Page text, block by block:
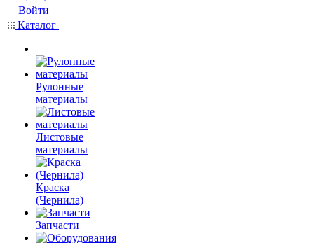
Войти
Каталог
Рулонные
материалы
Листовые
материалы
Краска
(Чернила)
Запчасти